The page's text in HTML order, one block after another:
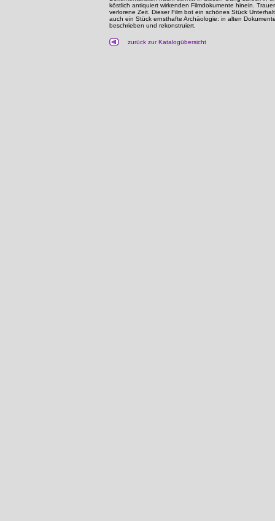
köstlich antiquiert wirkenden Filmdokumente hinein.
verlorene Zeit. Dieser Film bot ein schönes Stück
auch ein Stück ernsthafte Archäologie: in alten
beschrieben und rekonstruiert.
zurück zur Katalogübersicht